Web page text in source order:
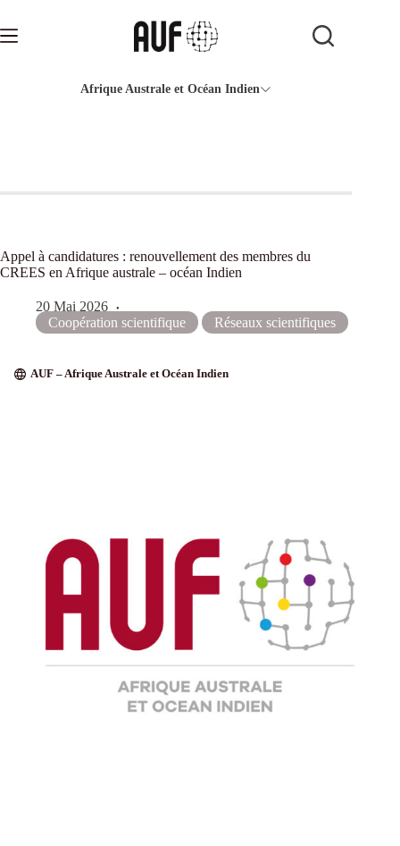
contenu
Afrique Australe et Océan Indien
Appel à candidatures : renouvellement des membres du
CREES en Afrique australe – océan Indien
20 Mai 2026
Coopération scientifique
Réseaux scientifiques
AUF – Afrique Australe et Océan Indien